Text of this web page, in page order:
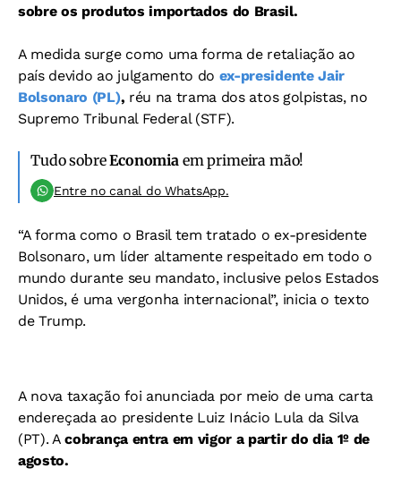
sobre os produtos importados do Brasil.
A medida surge como uma forma de retaliação ao
país devido ao julgamento do ex-presidente Jair
Bolsonaro (PL), réu na trama dos atos golpistas, no
Supremo Tribunal Federal (STF).
Tudo sobreEconomiaem primeira mão!
Entre no canal do WhatsApp.
“A forma como o Brasil tem tratado o ex-presidente
Bolsonaro, um líder altamente respeitado em todo o
mundo durante seu mandato, inclusive pelos Estados
Unidos, é uma vergonha internacional”, inicia o texto
de Trump.
A nova taxação foi anunciada por meio de uma carta
endereçada ao presidente Luiz Inácio Lula da Silva
(PT). Acobrança entra em vigor a partir do dia 1º de
agosto.